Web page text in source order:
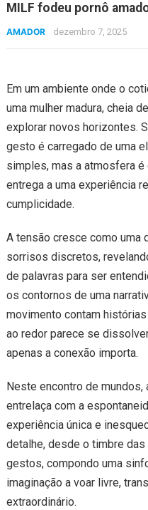
MILF fodeu pornô
AMADOR dezembro 7, 2025
Em um ambiente onde o
uma mulher madura, cheia
explorar novos horizontes.
gesto é carregado de uma
simples, mas a atmosfera
entrega a uma experiência
cumplicidade.
A tensão cresce como uma
sorrisos discretos,
de palavras para ser
os contornos de uma
movimento contam
ao redor parece se
apenas a conexão importa.
Neste encontro de
entrelaça com a
experiência única e
detalhe, desde o timbre
gestos, compondo uma
imaginação a voar livre,
extraordinário.